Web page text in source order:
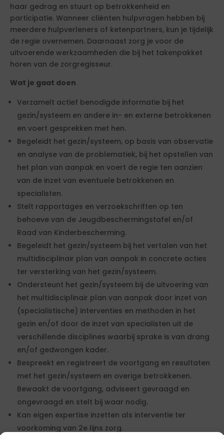
haar gedrag en stuurt op betrokkenheid en
participatie. Wanneer cliënten hulpvragen hebben bij
meerdere hulpverleners of ketenpartners, kun je tijdelijk
de regie overnemen. Daarnaast zorg je voor de
uitvoerende werkzaamheden die bij het takenpakket
horen van de zorgregisseur.
Wat je gaat doen
Verzamelt actief benodigde informatie bij het
gezin/systeem en andere in- en externe betrokkenen
en voert gesprekken met hen.
Begeleidt het gezin/systeem, op basis van observatie
en analyse van de problematiek, bij het opstellen van
het plan van aanpak en voert de regie ten aanzien
van de inzet van eventuele betrokkenen en
specialisten.
Stelt rapportages en verzoekschriften op ten
behoeve van de Jeugdbeschermingstafel en/of
Raad van Kinderbescherming.
Begeleidt het gezin/systeem bij het vertalen van het
multidisciplinair plan van aanpak in concrete acties
ter versterking van het gezin/systeem.
Ondersteunt het gezin/systeem bij de uitvoering van
het multidisciplinair plan van aanpak door inzet van
(specialistische) interventies en methoden in het
gezin en/of door de inzet van specialisten uit de
verschillende disciplines waarbij sprake is van drang
en/of gedwongen kader.
Bespreekt en registreert de voortgang en resultaten
met het gezin/systeem en overige betrokkenen.
Bewaakt de voortgang, adviseert gevraagd en
ongevraagd en stelt bij waar nodig.
Kan eigen expertise inzetten als interventie ter
voorkoming van 2e lijns zorg.